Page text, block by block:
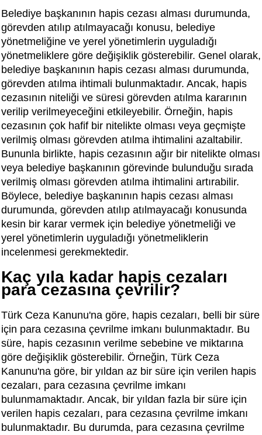
Belediye başkanının hapis cezası alması durumunda,
görevden atılıp atılmayacağı konusu, belediye
yönetmeliğine ve yerel yönetimlerin uyguladığı
yönetmeliklere göre değişiklik gösterebilir. Genel olarak,
belediye başkanının hapis cezası alması durumunda,
görevden atılma ihtimali bulunmaktadır. Ancak, hapis
cezasının niteliği ve süresi görevden atılma kararının
verilip verilmeyeceğini etkileyebilir. Örneğin, hapis
cezasının çok hafif bir nitelikte olması veya geçmişte
verilmiş olması görevden atılma ihtimalini azaltabilir.
Bununla birlikte, hapis cezasının ağır bir nitelikte olması
veya belediye başkanının görevinde bulunduğu sırada
verilmiş olması görevden atılma ihtimalini artırabilir.
Böylece, belediye başkanının hapis cezası alması
durumunda, görevden atılıp atılmayacağı konusunda
kesin bir karar vermek için belediye yönetmeliği ve
yerel yönetimlerin uyguladığı yönetmeliklerin
incelenmesi gerekmektedir.
Kaç yıla kadar hapis cezaları
para cezasına çevrilir?
Türk Ceza Kanunu'na göre, hapis cezaları, belli bir süre
için para cezasına çevrilme imkanı bulunmaktadır. Bu
süre, hapis cezasının verilme sebebine ve miktarına
göre değişiklik gösterebilir. Örneğin, Türk Ceza
Kanunu'na göre, bir yıldan az bir süre için verilen hapis
cezaları, para cezasına çevrilme imkanı
bulunmamaktadır. Ancak, bir yıldan fazla bir süre için
verilen hapis cezaları, para cezasına çevrilme imkanı
bulunmaktadır. Bu durumda, para cezasına çevrilme